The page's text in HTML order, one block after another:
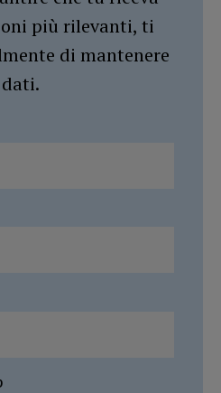
più rilevanti, ti
di mantenere